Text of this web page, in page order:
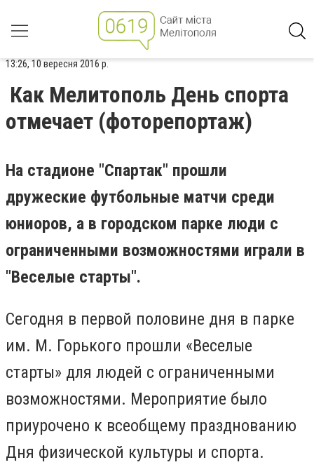
13:26, 10 вересня 2016 р.
Как Мелитополь День спорта
отмечает (фоторепортаж)
На стадионе "Спартак" прошли
дружеские футбольные матчи среди
юниоров, а в городском парке люди с
ограниченными возможностями играли в
"Веселые старты".
Сегодня в первой половине дня в парке
им. М. Горького прошли «Веселые
старты» для людей с ограниченными
возможностями. Мероприятие было
приурочено к всеобщему празднованию
Дня физической культуры и спорта.